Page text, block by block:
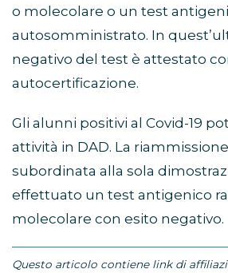
o molecolare o un test
autosomministrato. In
negativo del test è attestato
autocertificazione.
Gli alunni positivi al Covid-19
attività in DAD. La
subordinata alla sola
effettuato un test antigenico
molecolare con esito negativo.
Questo articolo contiene link di